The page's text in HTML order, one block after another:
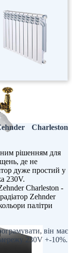
Charleston
рішенням для
де не
дуже простий у
230V.
Charleston -
Zehnder
палітри
він має
230V +-10%.